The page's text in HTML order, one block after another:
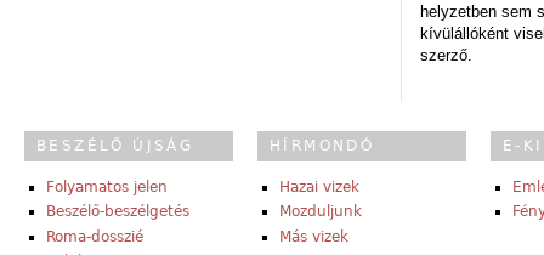
helyzetben sem
kívülállóként
szerző.
BESZÉLŐ ÚJSÁG
Folyamatos jelen
Beszélő-beszélgetés
Roma-dosszié
HÍRMONDÓ
Hazai vizek
Mozduljunk
Más vizek
E-